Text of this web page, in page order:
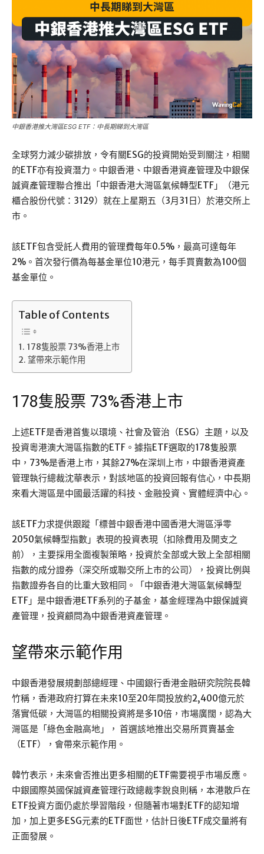
中銀香港推大灣區ESG ETF：中長期睇到大灣區
全球努力減少碳排放，令有關ESG的投資開始受到關注，相關
的ETF亦有投資潛力。中銀香港、中銀香港資產管理及中銀保
誠資產管理聯合推出「中銀香港大灣區氣候轉型ETF」（港元
櫃合股份代號：3129）就在上星期五（3月31日）於港交所上
市。
該ETF包含受託人費用的管理費每年0.5%，最高可達每年
2%。首次發行價為每基金單位10港元，每手買賣數為100個
基金單位。
Table of Contents
178隻股票 73%香港上市
望帶來示範作用
178隻股票 73%香港上市
上述ETF是香港首隻以環境、社會及管治（ESG）主題，以及
投資粵港澳大灣區指數的ETF。據指ETF選取的178隻股票
中，73%是香港上市，其餘27%在深圳上市，中銀香港資產
管理執行總裁沈華表示，對該地區的投資回報有信心，中長期
來看大灣區是中國最活躍的科技、金融投資、實體經濟中心。
該ETF力求提供跟蹤「標普中銀香港中國香港大灣區淨零
2050氣候轉型指數」表現的投資表現（扣除費用及開支之
前），主要採用全面複製策略，投資於全部或大致上全部相關
指數的成分證券（深交所或聯交所上市的公司），投資比例與
指數證券各自的比重大致相同。「中銀香港大灣區氣候轉型
ETF」是中銀香港ETF系列的子基金，基金經理為中銀保誠資
產管理，投資顧問為中銀香港資產管理。
望帶來示範作用
中銀香港發展規劃部總經理、中國銀行香港金融研究院院長韓
竹稱，香港政府打算在未來10至20年間投放約2,400億元於
落實低碳，大灣區的相關投資將是多10倍，市場廣闊，認為大
灣區是「綠色金融高地」， 首選該地推出交易所買賣基金
（ETF），會帶來示範作用。
韓竹表示，未來會否推出更多相關的ETF需要視乎市場反應。
中銀國際英國保誠資產管理行政總裁李銳良則稱，本港散戶在
ETF投資方面仍處於學習階段，但隨著市場對ETF的認知增
加，加上更多ESG元素的ETF面世，估計日後ETF成交量將有
正面發展。